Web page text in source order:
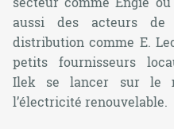
aussi des acteurs de
distribution comme E.
petits fournisseurs
Ilek se lancer sur le
l’électricité renouvelable.